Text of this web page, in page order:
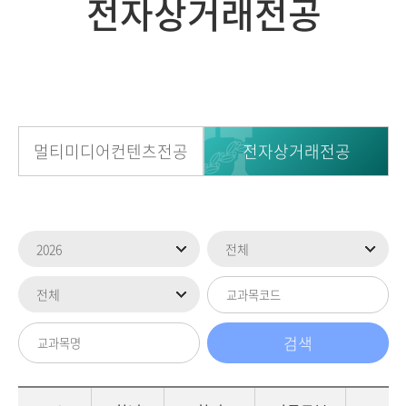
전자상거래전공
멀티미디어컨텐츠전공 전자상거래전공